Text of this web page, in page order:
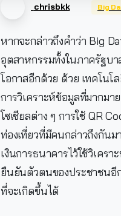
chrisbkk Big
หากจะกล่าวถึงคำว่า Big
อุตสาหกรรมทั้งในภาครัฐบา
โอกาสอีกด้วย ด้วย เทคโนโ
การวิเคราะห์ข้อมูลที่มากมา
โซเชียลต่าง ๆ การใช้ QR
ท่องเที่ยวที่มีคนกล่าวถึงกัน
เงินการธนาคารไว้ใช้วิเค
ยืนยันตัวตนของประชาชนอี
ที่จะเกิดขึ้นได้